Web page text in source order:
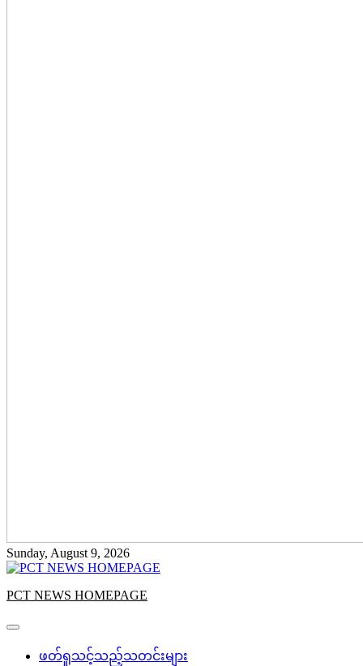
Sunday, August 9, 2026
PCT NEWS HOMEPAGE
ဖတ်ရှုသင့်သည့်သတင်းများ